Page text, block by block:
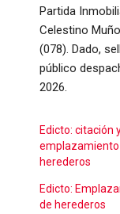
Partida
Celestino
(078). Dado,
público
2026.
Edicto: citación
emplazamiento
herederos
Edicto:
de herederos